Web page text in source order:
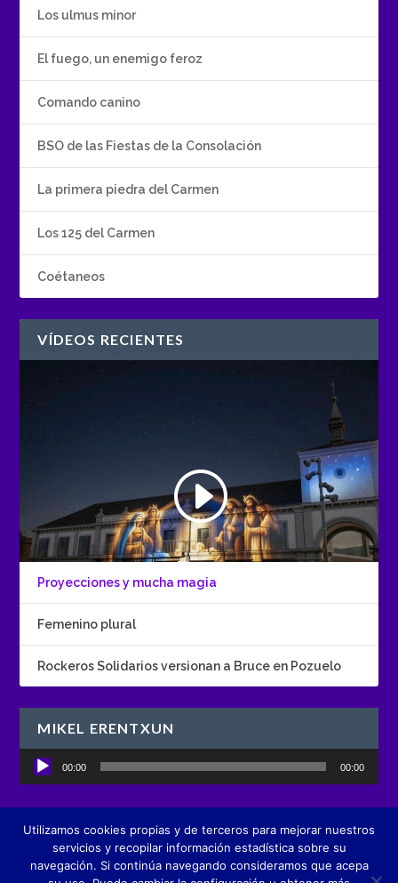
Los ulmus minor
El fuego, un enemigo feroz
Comando canino
BSO de las Fiestas de la Consolación
La primera piedra del Carmen
Los 125 del Carmen
Coétaneos
VÍDEOS RECIENTES
Proyecciones y mucha magia
Femenino plural
Rockeros Solidarios versionan a Bruce en Pozuelo
MIKEL ERENTXUN
Reproductor
de
00:00 00:00
Diseñado por Boutique de Comunicación creActivos
Utilizamos cookies propias y de terceros para mejorar nuestros
servicios y recopilar información estadística sobre su
navegación. Si continúa navegando consideramos que acepa